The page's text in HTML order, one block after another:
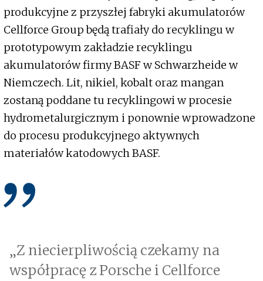
produkcyjne z przyszłej fabryki akumulatorów
Cellforce Group będą trafiały do recyklingu w
prototypowym zakładzie recyklingu
akumulatorów firmy BASF w Schwarzheide w
Niemczech. Lit, nikiel, kobalt oraz mangan
zostaną poddane tu recyklingowi w procesie
hydrometalurgicznym i ponownie wprowadzone
do procesu produkcyjnego aktywnych
materiałów katodowych BASF.
„Z niecierpliwością czekamy na
współpracę z Porsche i Cellforce